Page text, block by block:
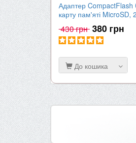
Адаптер CompactFlash
карту пам'яті MicroSD,
430 грн 380 грн
До кошика